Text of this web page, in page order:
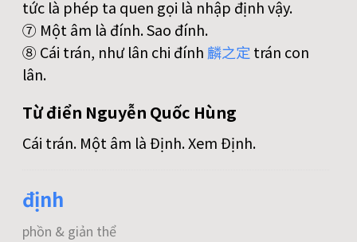
tức là phép ta quen gọi là nhập định vậy.
⑦ Một âm là đính. Sao đính.
⑧ Cái trán, như lân chi đính 麟之定 trán con
lân.
Từ điển Nguyễn Quốc Hùng
Cái trán. Một âm là Định. Xem Định.
định
phồn & giản thể